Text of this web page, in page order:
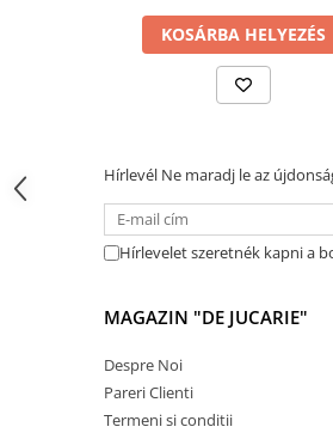
Számos játékok
Padlójátékok
Válogatott könyvek
Könyvek 1 éves gyerekeknek
Könyvek 3 éves gyerekeknek
Könyvek 4 éves gyerekeknek
Könyvek 5 éves gyerekeknek
KOSÁRBA HELYEZÉS
Hírlevél Ne maradj le az
Hírlevelet szeretnék kapni a
MAGAZIN "DE JUCARIE"
Despre Noi
Pareri Clienti
Termeni si conditii